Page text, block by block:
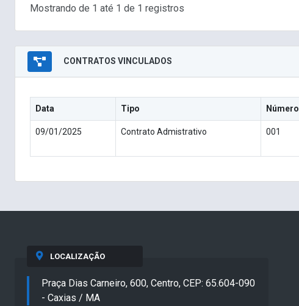
Mostrando de 1 até 1 de 1 registros
CONTRATOS VINCULADOS
Data Tipo Número
09/01/2025 Contrato Admistrativo 001
LOCALIZAÇÃO
Praça Dias Carneiro, 600, Centro, CEP: 65.604-090
- Caxias / MA